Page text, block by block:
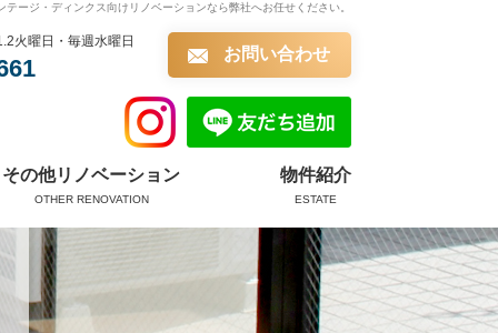
ージ・ディンクス向けリノベーションなら弊社へお任せください。
火曜日・毎週水曜日
お問い合わせ
その他リノベーション
OTHER RENOVATION
物件紹介
ESTATE